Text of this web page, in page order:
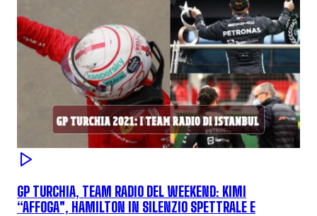
GP TURCHIA, TEAM RADIO DEL WEEKEND: KIMI
“AFFOGA", HAMILTON IN SILENZIO SPETTRALE E